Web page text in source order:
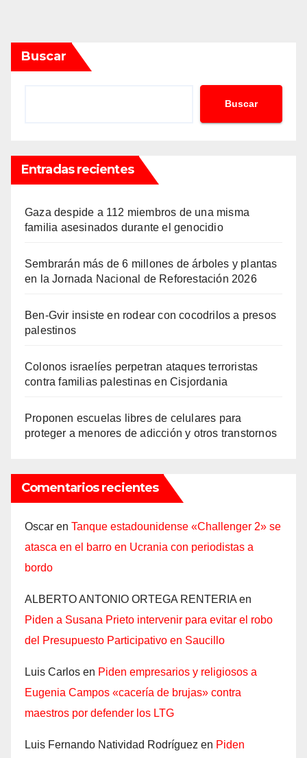
Buscar
Buscar
Entradas recientes
Gaza despide a 112 miembros de una misma
familia asesinados durante el genocidio
Sembrarán más de 6 millones de árboles y plantas
en la Jornada Nacional de Reforestación 2026
Ben-Gvir insiste en rodear con cocodrilos a presos
palestinos
Colonos israelíes perpetran ataques terroristas
contra familias palestinas en Cisjordania
Proponen escuelas libres de celulares para
proteger a menores de adicción y otros transtornos
Comentarios recientes
Oscar en Tanque estadounidense «Challenger 2» se
atasca en el barro en Ucrania con periodistas a
bordo
ALBERTO ANTONIO ORTEGA RENTERIA en
Piden a Susana Prieto intervenir para evitar el robo
del Presupuesto Participativo en Saucillo
Luis Carlos en Piden empresarios y religiosos a
Eugenia Campos «cacería de brujas» contra
maestros por defender los LTG
Luis Fernando Natividad Rodríguez en Piden